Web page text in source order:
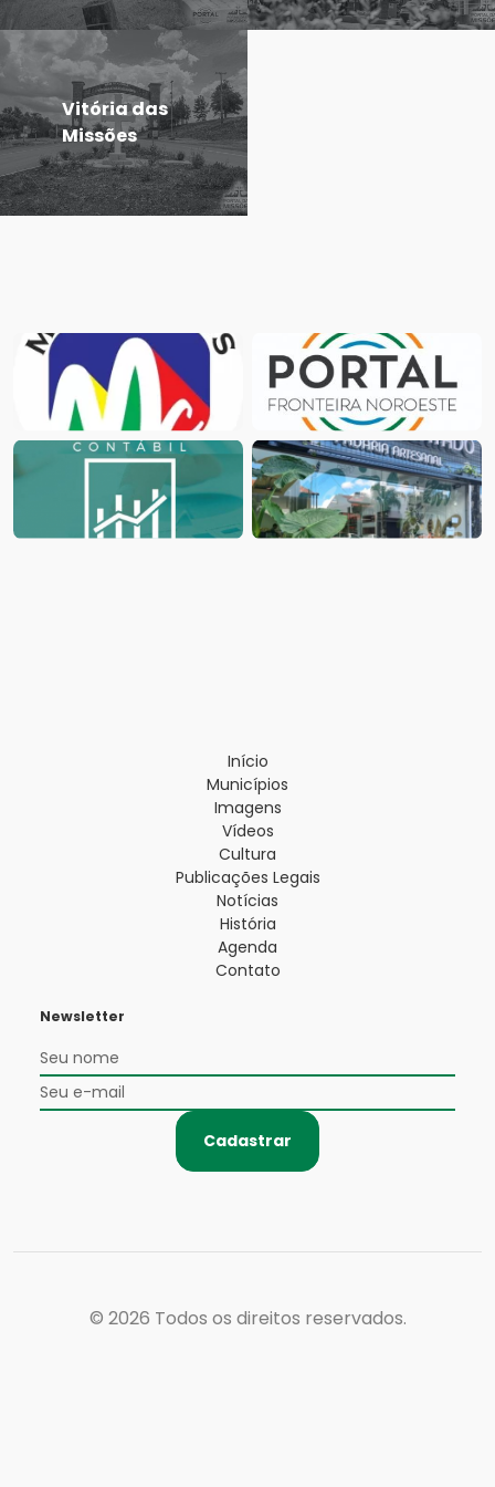
Vitória das
Missões
Início
Municípios
Imagens
Vídeos
Cultura
Publicações Legais
Notícias
História
Agenda
Contato
Newsletter
Cadastrar
© 2026 Todos os direitos reservados.